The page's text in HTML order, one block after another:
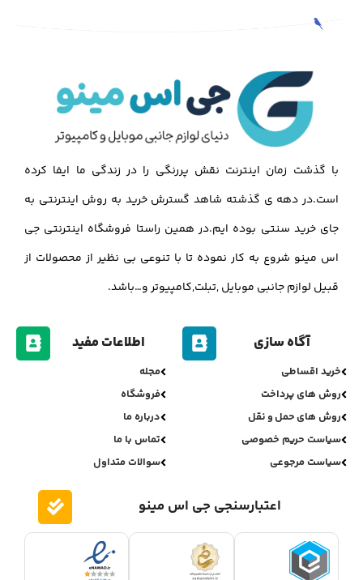
با گذشت زمان اینترنت نقش پررنگی را در زندگی ما ایفا کرده
است.در دهه ی گذشته شاهد گسترش خرید به روش اینترنتی به
جای خرید سنتی بوده ایم.در همین راستا فروشگاه اینترنتی جی
اس مینو شروع به کار نموده تا با تنوعی بی نظیر از محصولات از
قبیل لوازم جانبی موبایل ,تبلت,کامپیوتر و…باشد.
آگاه سازی
خرید اقساطی
روش های پرداخت
روش های حمل و نقل
سیاست حریم خصوصی
سیاست مرجوعی
اطلاعات مفید
مجله
فروشگاه
درباره ما
تماس با ما
سوالات متداول
اعتبارسنجی جی اس مینو